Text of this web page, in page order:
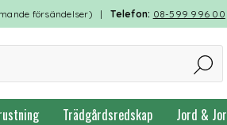
försändelser) |Telefon: 08-599 996 00
Trädgårdsredskap Jord &